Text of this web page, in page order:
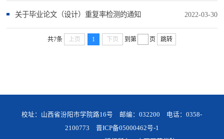
关于毕业论文（设计）重复率检测的通知 2022-03-30
共7条 上页 1 下页 到第 页 跳转
校址：山西省汾阳市学院路16号 邮编：032200 电话：0358-
2100773 晋ICP备05000462号-1